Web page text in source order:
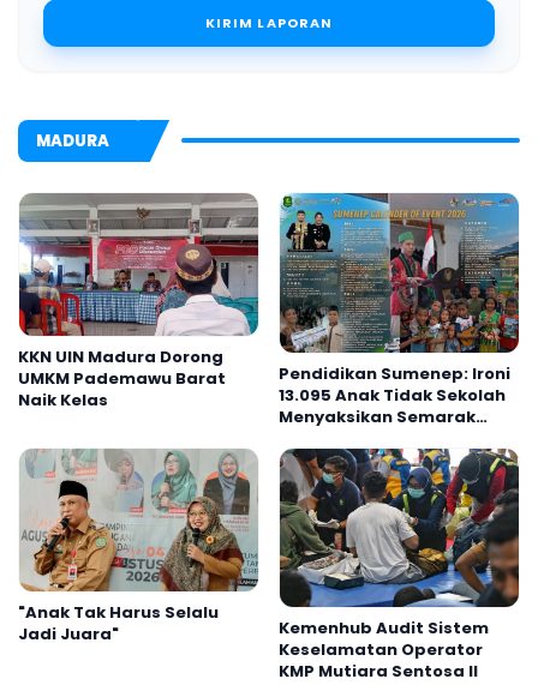
KIRIM LAPORAN
MADURA
KKN UIN Madura Dorong
UMKM Pademawu Barat
Naik Kelas
Pendidikan Sumenep: Ironi
13.095 Anak Tidak Sekolah
Menyaksikan Semarak
2026
"Anak Tak Harus Selalu
Jadi Juara"
Kemenhub Audit Sistem
Keselamatan Operator
KMP Mutiara Sentosa II